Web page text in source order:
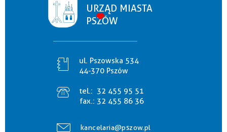
URZĄD MIASTA
PSZÓW
ul. Pszowska 534
44-370 Pszów
tel.: 32 455 95 51
fax.: 32 455 86 36
kancelaria@pszow.pl